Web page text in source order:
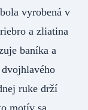
vyrobená v
a zliatina
baníka a
ruke drží